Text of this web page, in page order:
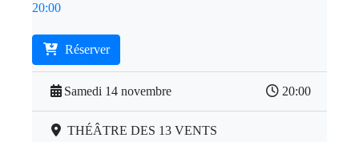
20:00
Réserver
Samedi 14 novembre 20:00
THÉÂTRE DES 13 VENTS